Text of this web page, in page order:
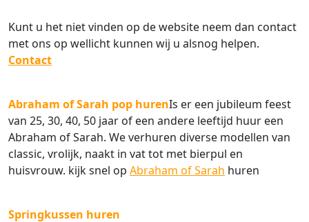
Kunt u het niet vinden op de website neem dan contact
met ons op wellicht kunnen wij u alsnog helpen.
Contact
Abraham of Sarah pop hurenIs er een jubileum feest
van 25, 30, 40, 50 jaar of een andere leeftijd huur een
Abraham of Sarah. We verhuren diverse modellen van
classic, vrolijk, naakt in vat tot met bierpul en
huisvrouw. kijk snel op Abraham of Sarah huren
Springkussen huren